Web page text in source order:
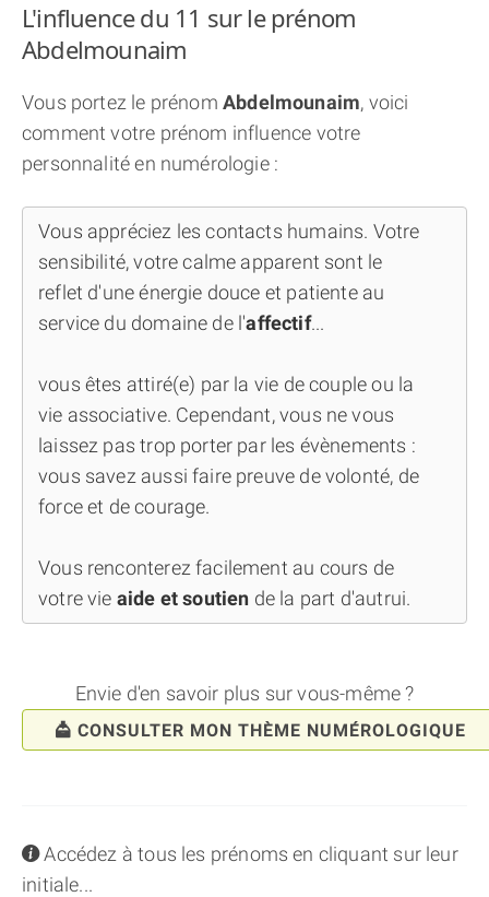
L'influence du 11 sur le prénom
Abdelmounaim
Vous portez le prénom Abdelmounaim, voici
comment votre prénom influence votre
personnalité en numérologie :
Vous appréciez les contacts humains. Votre
sensibilité, votre calme apparent sont le
reflet d'une énergie douce et patiente au
service du domaine de l'affectif...
vous êtes attiré(e) par la vie de couple ou la
vie associative. Cependant, vous ne vous
laissez pas trop porter par les évènements :
vous savez aussi faire preuve de volonté, de
force et de courage.
Vous renconterez facilement au cours de
votre vie aide et soutien de la part d'autrui.
Envie d'en savoir plus sur vous-même ?
CONSULTER MON THÈME NUMÉROLOGIQUE
infoAccédez à tous les prénoms en cliquant sur leur
initiale...